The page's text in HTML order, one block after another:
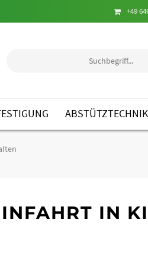
+49
ABSTÜTZTECHNIK
IN